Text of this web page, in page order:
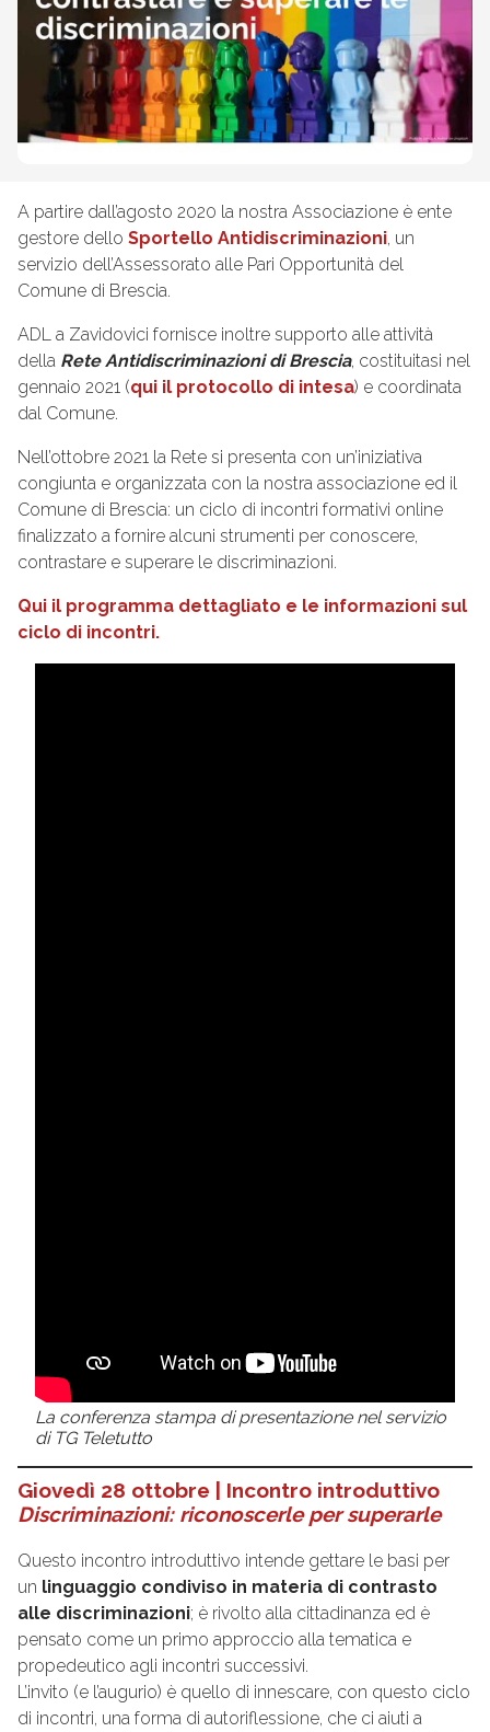
A partire dall’agosto 2020 la nostra Associazione è ente
gestore dello Sportello Antidiscriminazioni, un
servizio dell’Assessorato alle Pari Opportunità del
Comune di Brescia.
ADL a Zavidovici fornisce inoltre supporto alle attività
della Rete Antidiscriminazioni di Brescia, costituitasi nel
gennaio 2021 (qui il protocollo di intesa) e coordinata
dal Comune.
Nell’ottobre 2021 la Rete si presenta con un’iniziativa
congiunta e organizzata con la nostra associazione ed il
Comune di Brescia: un ciclo di incontri formativi online
finalizzato a fornire alcuni strumenti per conoscere,
contrastare e superare le discriminazioni.
Qui il programma dettagliato e le informazioni sul
ciclo di incontri.
La conferenza stampa di presentazione nel servizio
di TG Teletutto
Giovedì 28 ottobre | Incontro introduttivo
Discriminazioni: riconoscerle per superarle
Questo incontro introduttivo intende gettare le basi per
un linguaggio condiviso in materia di contrasto
alle discriminazioni; è rivolto alla cittadinanza ed è
pensato come un primo approccio alla tematica e
propedeutico agli incontri successivi.
L’invito (e l’augurio) è quello di innescare, con questo ciclo
di incontri, una forma di autoriflessione, che ci aiuti a